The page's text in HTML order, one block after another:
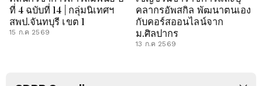
ที่ 4 ฉบับที่ 14 | กลุ่มนิเทศฯ
สพป.จันทบุรี เขต 1
15 ก.ค 2569
คลากรอัพสกิล พัฒนาตนเอง
กับคอร์สออนไลน์จาก
ม.ศิลปากร
13 ก.ค 2569